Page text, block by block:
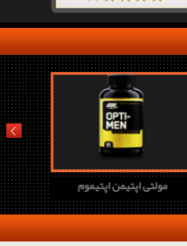
مولتی اپتیمن اپتیموم
prev